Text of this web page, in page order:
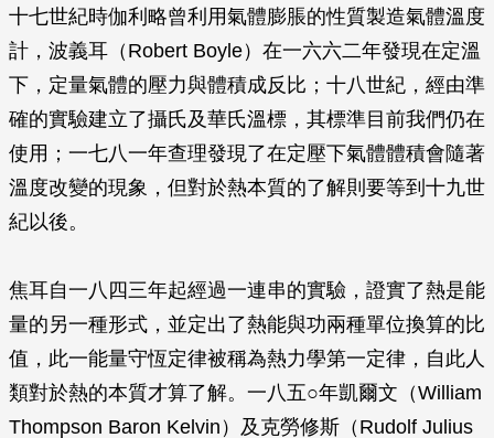
十七世紀時伽利略曾利用氣體膨脹的性質製造氣體溫度
計，波義耳（Robert Boyle）在一六六二年發現在定溫
下，定量氣體的壓力與體積成反比；十八世紀，經由準
確的實驗建立了攝氏及華氏溫標，其標準目前我們仍在
使用；一七八一年查理發現了在定壓下氣體體積會隨著
溫度改變的現象，但對於熱本質的了解則要等到十九世
紀以後。
焦耳自一八四三年起經過一連串的實驗，證實了熱是能
量的另一種形式，並定出了熱能與功兩種單位換算的比
值，此一能量守恆定律被稱為熱力學第一定律，自此人
類對於熱的本質才算了解。一八五○年凱爾文（William
Thompson Baron Kelvin）及克勞修斯（Rudolf Julius